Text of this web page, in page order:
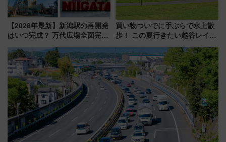
【2026年最新】新潟駅の再開発
はいつ完成？ 万代広場全面完成
開発、バスタ新潟構想まで徹底
解説！
買い物ついでに手ぶらで水上散
歩！ この夏行きたい越谷レイク
ア「LAKESIDE PARK」（埼玉
県越谷市）